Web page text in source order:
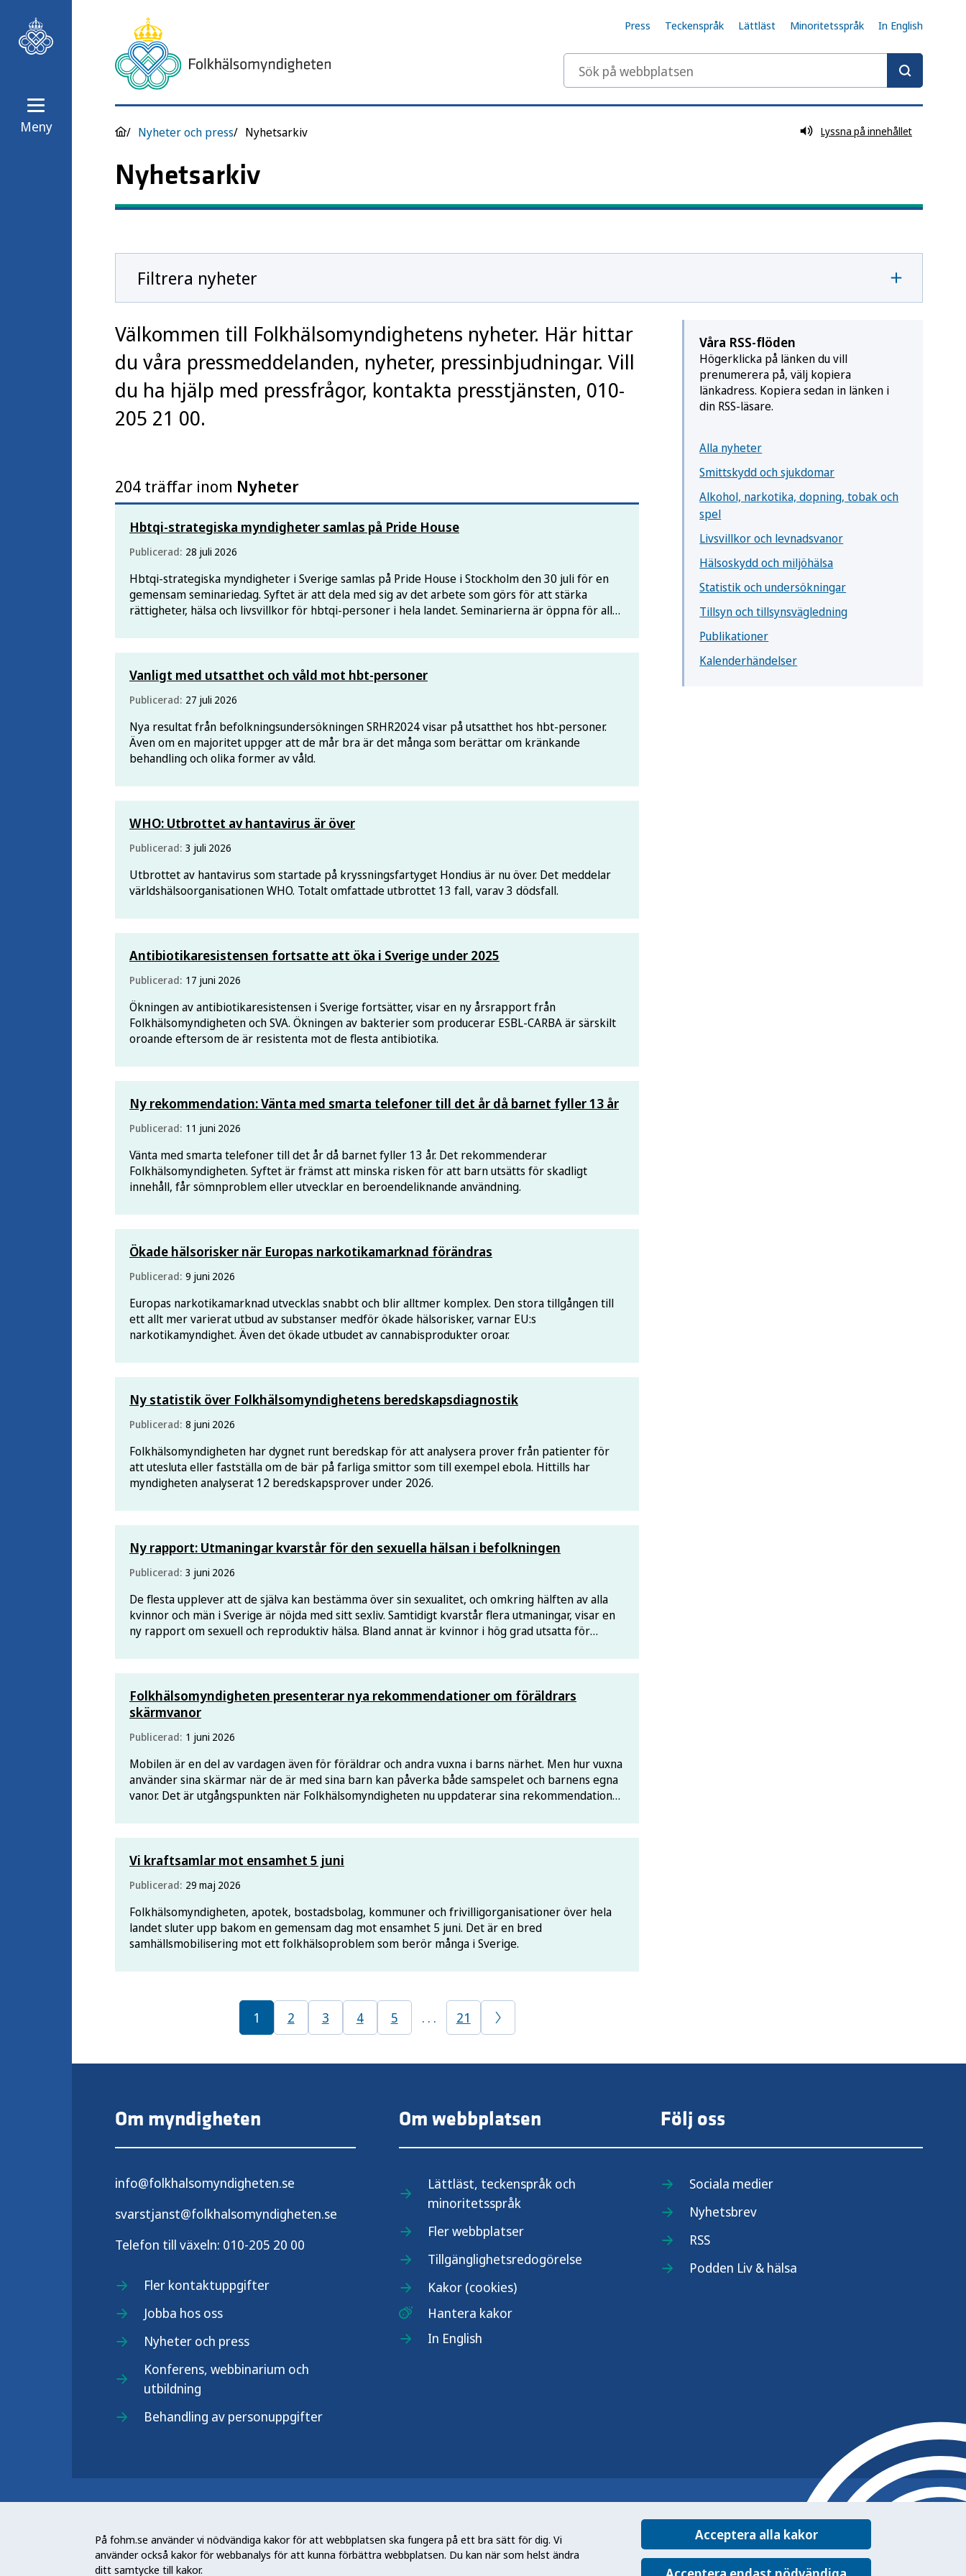
På fohm.se använder vi nödvändiga kakor för att webbplatsen ska fungera på ett bra sätt för dig. Vi
använder också kakor för webbanalys för att kunna förbättra webbplatsen. Du kan när som helst ändra
ditt samtycke till kakor.
Acceptera alla kakor
Meny
Press Teckenspråk Lättläst Minoritetsspråk In English
Sök på webbplatsen
Nyheter och press Nyhetsarkiv Lyssna på innehållet
Nyhetsarkiv
Filtrera nyheter
Välkommen till Folkhälsomyndighetens nyheter. Här hittar
du våra pressmeddelanden, nyheter, pressinbjudningar. Vill
du ha hjälp med pressfrågor, kontakta presstjänsten, 010-
205 21 00.
204 träffar inom Nyheter
Hbtqi-strategiska myndigheter samlas på Pride House
Publicerad: 28 juli 2026
Hbtqi-strategiska myndigheter i Sverige samlas på Pride House i Stockholm den 30 juli för en
gemensam seminariedag. Syftet är att dela med sig av det arbete som görs för att stärka
rättigheter, hälsa och livsvillkor för hbtqi-personer i hela landet. Seminarierna är öppna för alla
Vanligt med utsatthet och våld mot hbt-personer
Publicerad: 27 juli 2026
Nya resultat från befolkningsundersökningen SRHR2024 visar på utsatthet hos hbt-personer.
Även om en majoritet uppger att de mår bra är det många som berättar om kränkande
behandling och olika former av våld.
WHO: Utbrottet av hantavirus är över
Publicerad: 3 juli 2026
Utbrottet av hantavirus som startade på kryssningsfartyget Hondius är nu över. Det meddelar
världshälsoorganisationen WHO. Totalt omfattade utbrottet 13 fall, varav 3 dödsfall.
Antibiotikaresistensen fortsatte att öka i Sverige under 2025
Publicerad: 17 juni 2026
Ökningen av antibiotikaresistensen i Sverige fortsätter, visar en ny årsrapport från
Folkhälsomyndigheten och SVA. Ökningen av bakterier som producerar ESBL-CARBA är särskilt
oroande eftersom de är resistenta mot de flesta antibiotika.
Ny rekommendation: Vänta med smarta telefoner till det år då barnet fyller 13 år
Publicerad: 11 juni 2026
Vänta med smarta telefoner till det år då barnet fyller 13 år. Det rekommenderar
Folkhälsomyndigheten. Syftet är främst att minska risken för att barn utsätts för skadligt
innehåll, får sömnproblem eller utvecklar en beroendeliknande användning.
Ökade hälsorisker när Europas narkotikamarknad förändras
Publicerad: 9 juni 2026
Europas narkotikamarknad utvecklas snabbt och blir alltmer komplex. Den stora tillgången till
ett allt mer varierat utbud av substanser medför ökade hälsorisker, varnar EU:s
narkotikamyndighet. Även det ökade utbudet av cannabisprodukter oroar.
Ny statistik över Folkhälsomyndighetens beredskapsdiagnostik
Publicerad: 8 juni 2026
Folkhälsomyndigheten har dygnet runt beredskap för att analysera prover från patienter för
att utesluta eller fastställa om de bär på farliga smittor som till exempel ebola. Hittills har
myndigheten analyserat 12 beredskapsprover under 2026.
Ny rapport: Utmaningar kvarstår för den sexuella hälsan i befolkningen
Publicerad: 3 juni 2026
De flesta upplever att de själva kan bestämma över sin sexualitet, och omkring hälften av alla
kvinnor och män i Sverige är nöjda med sitt sexliv. Samtidigt kvarstår flera utmaningar, visar en
ny rapport om sexuell och reproduktiv hälsa. Bland annat är kvinnor i hög grad utsatta för
Folkhälsomyndigheten presenterar nya rekommendationer om föräldrars
skärmvanor
Publicerad: 1 juni 2026
Mobilen är en del av vardagen även för föräldrar och andra vuxna i barns närhet. Men hur vuxna
använder sina skärmar när de är med sina barn kan påverka både samspelet och barnens egna
vanor. Det är utgångspunkten när Folkhälsomyndigheten nu uppdaterar sina rekommendationer
Vi kraftsamlar mot ensamhet 5 juni
Publicerad: 29 maj 2026
Folkhälsomyndigheten, apotek, bostadsbolag, kommuner och frivilligorganisationer över hela
landet sluter upp bakom en gemensam dag mot ensamhet 5 juni. Det är en bred
samhällsmobilisering mot ett folkhälsoproblem som berör många i Sverige.
1 2 3 4 5 . . . 21
Våra RSS-flöden
Högerklicka på länken du vill
prenumerera på, välj kopiera
länkadress. Kopiera sedan in länken i
din RSS-läsare.
Alla nyheter
Smittskydd och sjukdomar
Alkohol, narkotika, dopning, tobak och
spel
Livsvillkor och levnadsvanor
Hälsoskydd och miljöhälsa
Statistik och undersökningar
Tillsyn och tillsynsvägledning
Publikationer
Kalenderhändelser
Om myndigheten
info@folkhalsomyndigheten.se
svarstjanst@folkhalsomyndigheten.se
Telefon till växeln: 010-205 20 00
Fler kontaktuppgifter
Jobba hos oss
Nyheter och press
Konferens, webbinarium och
utbildning
Behandling av personuppgifter
Om webbplatsen
Lättläst, teckenspråk och
minoritetsspråk
Fler webbplatser
Tillgänglighetsredogörelse
Kakor (cookies)
Hantera kakor
In English
Följ oss
Sociala medier
Nyhetsbrev
RSS
Podden Liv & hälsa
arbetar för en bättre folkhälsa. Det gör myndigheten genom att utveckla
och stödja samhällets arbete med att främja hälsa, förebygga ohälsa och
skydda mot hälsohot. Vår vision är en folkhälsa som stärker samhällets